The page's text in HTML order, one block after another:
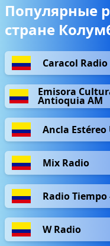
Популярные
стране
Caracol Radio
Emisora
Antioquia AM
Ancla Estéreo
Mix Radio
Radio Tiempo
W Radio